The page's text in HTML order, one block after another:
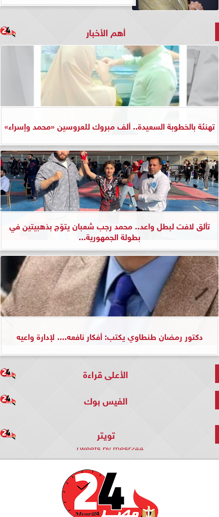
أهم الأخبار
تهنئة بالخطوبة السعيدة.. ألف مبروك للعروسين «محمد وإسراء»
تألق لافت لبطل واعد.. محمد رجب شعبان يتوّج بذهبيتين في
بطولة الجمهورية...
دكتور رمضان طنطاوي يكتب: أفكار نافعه.... لإدارة واعيه
الأعلى قراءة
الفيس بوك
تويتر
Tweets by mesr244